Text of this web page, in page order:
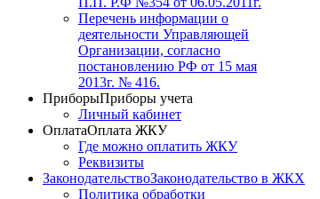
Перечень информации о
деятельности Управляющей
Организации, согласно
постановлению РФ от 15 мая
2013г. № 416.
ПриборыПриборы учета
Личный кабинет
ОплатаОплата ЖКУ
Где можно оплатить ЖКУ
Реквизиты
ЗаконодательствоЗаконодательство в ЖКХ
Политика обработки